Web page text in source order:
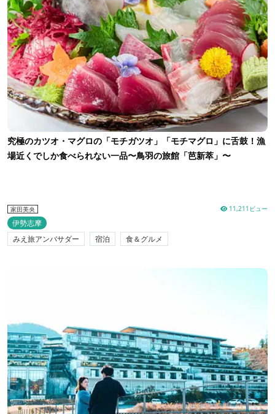
究極のカツオ・マグロの「モチガツオ」「モチマグロ」に舌鼓！漁
場近くでしか食べられない一品〜鳥羽の旅館「芭新萃」〜
家田美央 11,211ビュー
伊勢志摩
みえ旅アンバサダー
宿泊 食＆グルメ